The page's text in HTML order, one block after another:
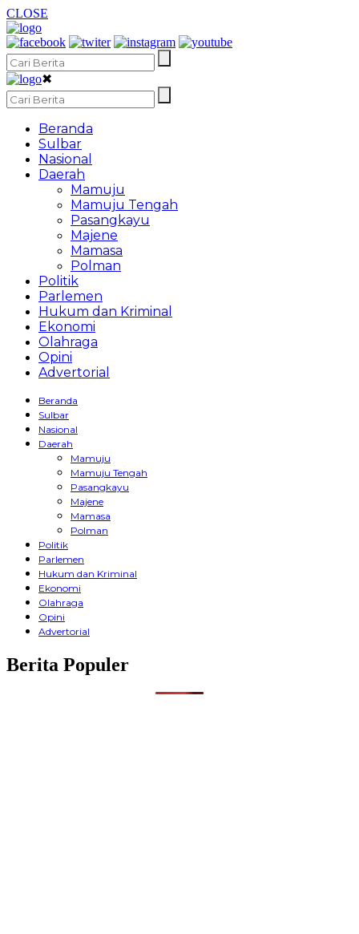
CLOSE
✖
Beranda
Sulbar
Nasional
Daerah
Mamuju
Mamuju Tengah
Pasangkayu
Majene
Mamasa
Polman
Politik
Parlemen
Hukum dan Kriminal
Ekonomi
Olahraga
Opini
Advertorial
Beranda
Sulbar
Nasional
Daerah
Mamuju
Mamuju Tengah
Pasangkayu
Majene
Mamasa
Polman
Politik
Parlemen
Hukum dan Kriminal
Ekonomi
Olahraga
Opini
Advertorial
Berita Populer